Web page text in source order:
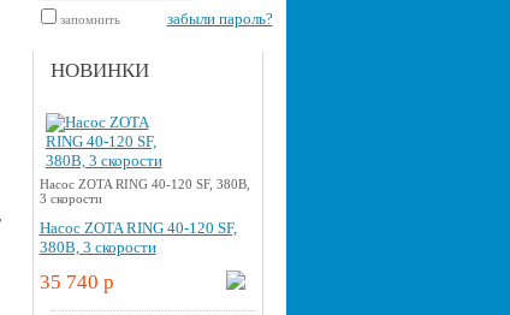
запомнить забыли пароль?
НОВИНКИ
Насос ZOTA RING 40-120 SF, 380В,
3 скорости
Насос ZOTA RING 40-120 SF,
380В, 3 скорости
35 740 p